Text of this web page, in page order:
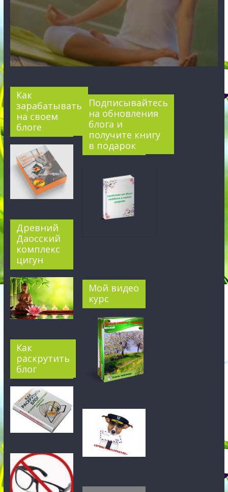
Как
зарабатывать
на своем
блоге
Древний
Даосский
комплекс
цигун
Как
раскрутить
блог
Подписывайтесь
на обновления
блога и
получите книгу
в подарок
Мой видео
курс